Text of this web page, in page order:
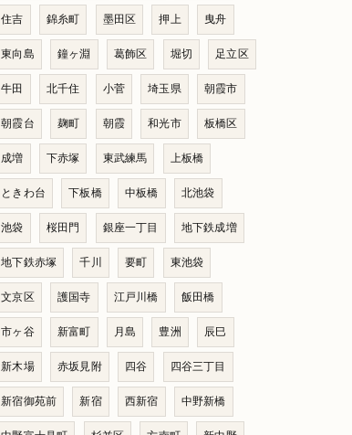
住吉 錦糸町 墨田区 押上 曳舟
東向島 鐘ヶ淵 葛飾区 堀切 足立区
牛田 北千住 小菅 埼玉県 朝霞市
朝霞台 麹町 朝霞 和光市 板橋区
成増 下赤塚 東武練馬 上板橋
ときわ台 下板橋 中板橋 北池袋
池袋 桜田門 銀座一丁目 地下鉄成増
地下鉄赤塚 千川 要町 東池袋
文京区 護国寺 江戸川橋 飯田橋
市ヶ谷 新富町 月島 豊洲 辰巳
新木場 赤坂見附 四谷 四谷三丁目
新宿御苑前 新宿 西新宿 中野新橋